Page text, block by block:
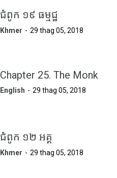
ជំពូក ១៩ ធម្មជ្ឋ
Khmer 29 thag 05, 2018
Chapter 25. The Monk
English 29 thag 05, 2018
ជំពូក ១២ អគ្គ
Khmer 29 thag 05, 2018